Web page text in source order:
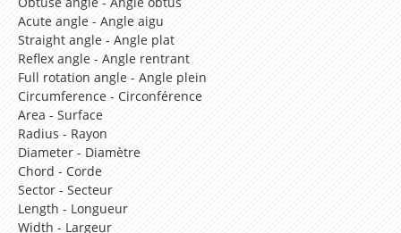
Lesson 21 – How much is this dress ?
Lesson 22 – Can you tell me the way to…?
Lesson 23 – What are you doing ?
Lesson 24 – Can you come and see me this
evening ?
Lesson 25 – What did you do yesterday night ?
Lesson 26 – Where did you go on holidays last
Acute angle - Angle aigu
Straight angle - Angle plat
Reflex angle - Angle rentrant
Full rotation angle - Angle plein
Circumference - Circonférence
Area - Surface
Radius - Rayon
Diameter - Diamètre
Chord - Corde
Sector - Secteur
Length - Longueur
Width - Largeur